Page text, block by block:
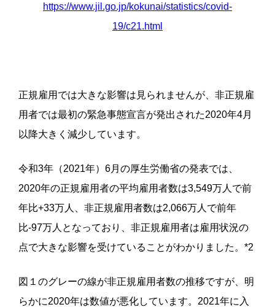
https://www.jil.go.jp/kokunai/statistics/covid-
19/c21.html
正規雇用では大きな影響は見られませんが、非正規雇
用者では最初の緊急事態宣言が発出された2020年4月
以降大きく減少しています。
令和3年（2021年）6月の厚生労働省の発表では、
2020年の正規雇用者の平均雇用者数は3,549万人で前
年比+33万人、非正規雇用者数は2,066万人で前年
比-97万人となっており、非正規雇用者は雇用状況の
点で大きな影響を受けていることがわかりました。*2
図１のグレーの線が非正規雇用者数の推移ですが、明
らかに2020年は数値が悪化しています。2021年に入